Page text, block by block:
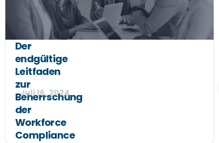
Der
endgültige
Leitfaden
zur
Beherrschung
der
Workforce
Compliance
Juli 16, 2024